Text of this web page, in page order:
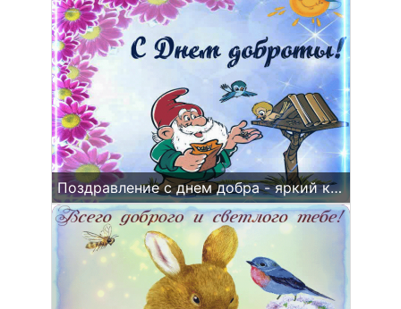
Поздравление с днем добра - яркий карлик и веселый гном